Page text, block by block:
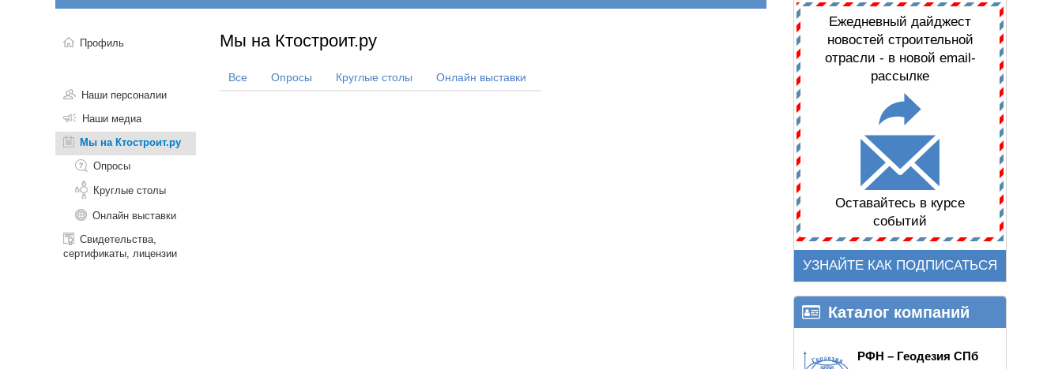
Профиль
Наши персоналии
Наши медиа
Мы на Ктостроит.ру
Опросы
Круглые столы
Онлайн выставки
Свидетельства,
сертификаты, лицензии
Мы на Ктостроит.ру
Все Опросы Круглые столы Онлайн выставки
Ежедневный дайджест
новостей строительной
отрасли - в новой email-
рассылке
Оставайтесь в курсе
событий
УЗНАЙТЕ КАК ПОДПИСАТЬСЯ
Каталог компаний
РФН – Геодезия СПб